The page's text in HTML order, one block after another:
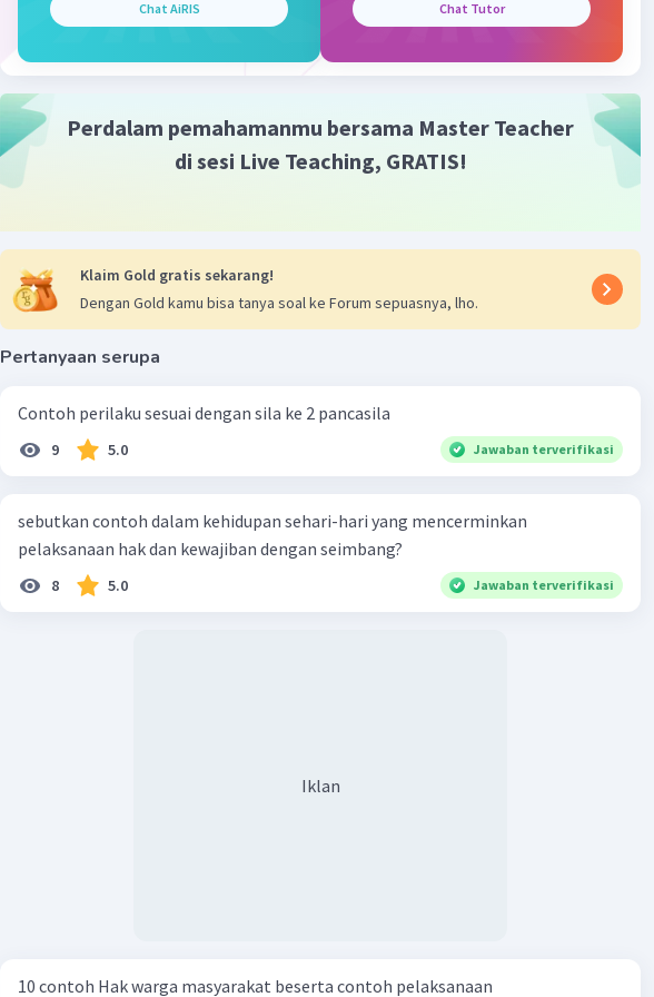
Chat AiRIS Chat Tutor
Perdalam pemahamanmu bersama Master Teacher
di sesi Live Teaching, GRATIS!
Klaim Gold gratis sekarang!
Dengan Gold kamu bisa tanya soal ke Forum sepuasnya, lho.
Pertanyaan serupa
Contoh perilaku sesuai dengan sila ke 2 pancasila
9 5.0 Jawaban terverifikasi
sebutkan contoh dalam kehidupan sehari-hari yang mencerminkan
pelaksanaan hak dan kewajiban dengan seimbang?
8 5.0 Jawaban terverifikasi
Iklan
10 contoh Hak warga masyarakat beserta contoh pelaksanaan